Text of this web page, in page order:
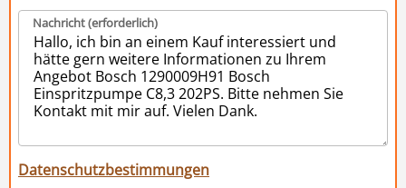
Nachricht (erforderlich)
Datenschutzbestimmungen